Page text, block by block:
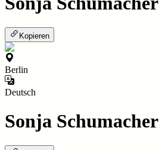
Kopieren
Berlin
Deutsch
Sonja Schumacher